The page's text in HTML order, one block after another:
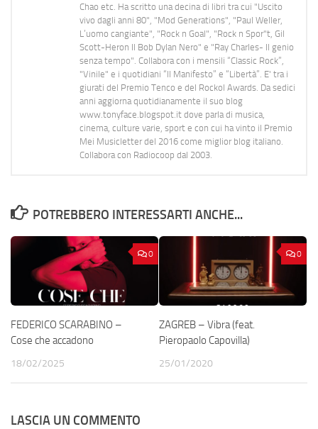
Chao etc. Ha scritto una decina di libri tra cui "Uscito
vivo dagli anni 80", "Mod Generations", "Paul Weller,
L’uomo cangiante", "Rock n Goal", "Rock n Spor"t, Gil
Scott-Heron Il Bob Dylan Nero" e "Ray Charles- Il genio
senza tempo". Collabora con i mensili “Classic Rock”,
"Vinile" e i quotidiani “Il Manifesto” e “Libertà”. E' tra i
giurati del Premio Tenco e del Rockol Awards. Da sedici
anni aggiorna quotidianamente il suo blog
www.tonyface.blogspot.it dove parla di musica,
cinema, culture varie, sport e con cui ha vinto il Premio
Mei Musicletter del 2016 come miglior blog italiano.
Collabora con Radiocoop dal 2003.
POTREBBERO INTERESSARTI ANCHE...
0
FEDERICO SCARABINO –
Cose che accadono
18/02/2025
0
ZAGREB – Vibra (feat.
Pieropaolo Capovilla)
25/01/2020
LASCIA UN COMMENTO